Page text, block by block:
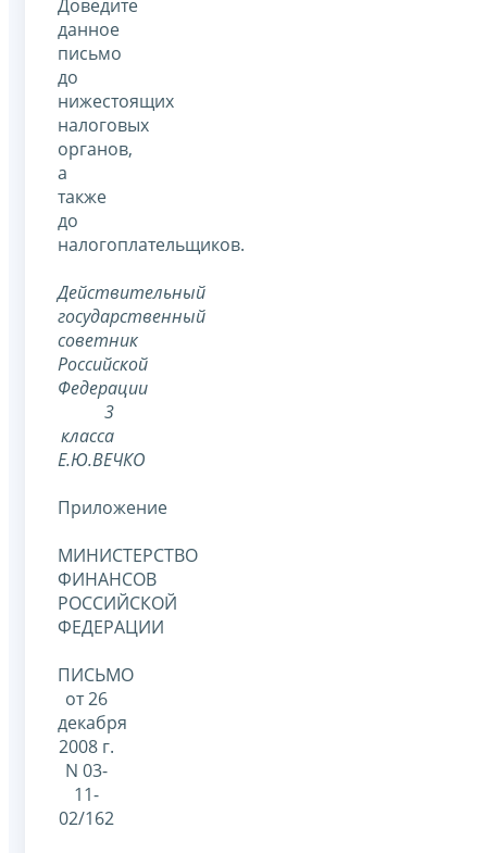
Доведите
данное
письмо
до
нижестоящих
налоговых
органов,
а
также
до
налогоплательщиков.
Действительный
государственный
советник
Российской
Федерации
3
класса
Е.Ю.ВЕЧКО
Приложение
МИНИСТЕРСТВО
ФИНАНСОВ
РОССИЙСКОЙ
ФЕДЕРАЦИИ
ПИСЬМО
от 26
декабря
2008 г.
N 03-
11-
02/162